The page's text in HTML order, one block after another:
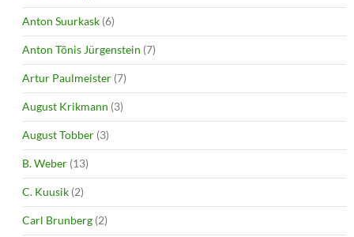
Anton Suurkask (6)
Anton Tõnis Jürgenstein (7)
Artur Paulmeister (7)
August Krikmann (3)
August Tobber (3)
B. Weber (13)
C. Kuusik (2)
Carl Brunberg (2)